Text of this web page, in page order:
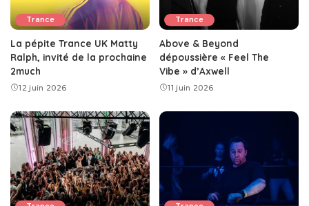
Trance
La pépite Trance UK Matty
Ralph, invité de la prochaine
2much
12 juin 2026
Trance
Above & Beyond
dépoussière « Feel The
Vibe » d’Axwell
11 juin 2026